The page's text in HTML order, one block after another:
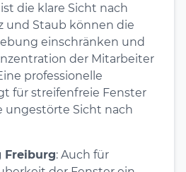
die klare Sicht nach
und Staub können die
einschränken und
der Mitarbeiter
professionelle
für streifenfreie Fenster
ungestörte Sicht nach
Freiburg: Auch für